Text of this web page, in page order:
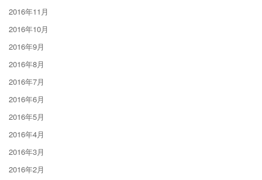
2016年11月
2016年10月
2016年9月
2016年8月
2016年7月
2016年6月
2016年5月
2016年4月
2016年3月
2016年2月